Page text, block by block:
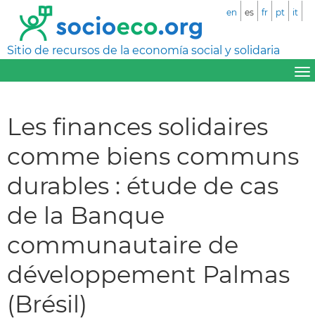
Sitio de recursos de la economía social y solidaria
en es fr pt it
Les finances solidaires
comme biens communs
durables : étude de cas
de la Banque
communautaire de
développement Palmas
(Brésil)